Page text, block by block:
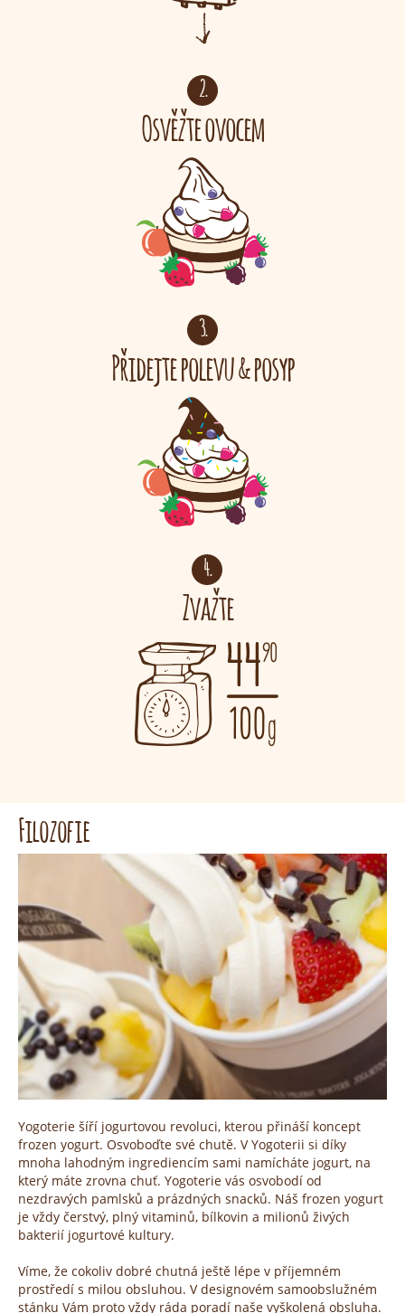
2.
Osvěžte ovocem
3.
Přidejte polevu&posyp
4.
Zvažte
Filozofie
Yogoterie šíří jogurtovou revoluci, kterou přináší koncept
frozen yogurt. Osvoboďte své chutě. V Yogoterii si díky
mnoha lahodným ingrediencím sami namícháte jogurt, na
který máte zrovna chuť. Yogoterie vás osvobodí od
nezdravých pamlsků a prázdných snacků. Náš frozen yogurt
je vždy čerstvý, plný vitaminů, bílkovin a milionů živých
bakterií jogurtové kultury.
Víme, že cokoliv dobré chutná ještě lépe v příjemném
prostředí s milou obsluhou. V designovém samoobslužném
stánku Vám proto vždy ráda poradí naše vyškolená obsluha.